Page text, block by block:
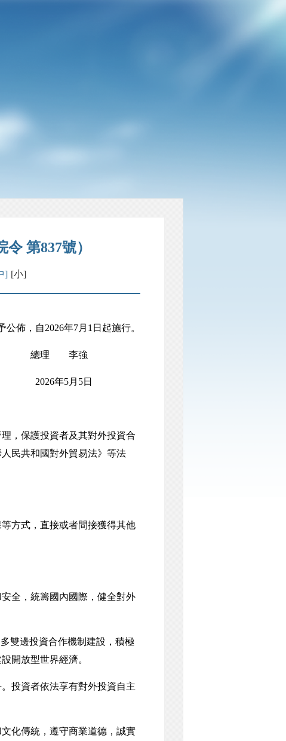
第837號）
] [小]
佈，自2026年7月1日起施行。
總理 李強
2026年5月5日
，保護投資者及其對外投資合
民共和國對外貿易法》等法
方式，直接或者間接獲得其他
全，統籌國內國際，健全對外
雙邊投資合作機制建設，積極
開放型世界經濟。
投資者依法享有對外投資自主
化傳統，遵守商業道德，誠實